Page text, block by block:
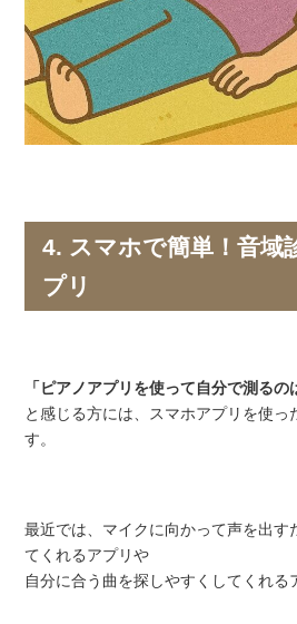
4. スマホで簡単！音域
プリ
「ピアノアプリを使って自分で測るの
と感じる方には、スマホアプリを使っ
す。
最近では、マイクに向かって声を出す
てくれるアプリや
自分に合う曲を探しやすくしてくれる